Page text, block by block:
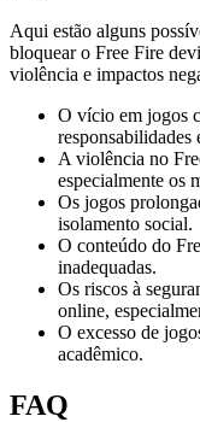
Aqui estão alguns
bloquear o Free Fire
violência e impactos
O vício em jogos
responsabilidades
A violência no
especialmente os
Os jogos
isolamento social.
O conteúdo do
inadequadas.
Os riscos à
online,
O excesso de
acadêmico.
FAQ